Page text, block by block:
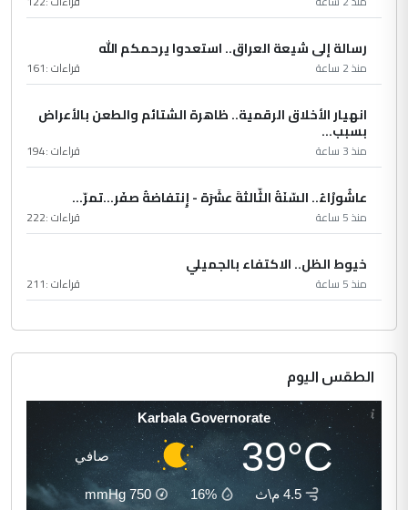
رسالة إلى شيعة العراق.. استعدوا يرحمكم الله
منذ 2 ساعة قراءات :161
انهيار الأخلاق الرقمية.. ظاهرة الشتائم والطعن بالأعراض
بسبب...
منذ 3 ساعة قراءات :194
عاشُورْاءُ.. السّنَةُ الثّالثةَ عشَرَة - إِنتفاضةُ صفَر…تمرّ...
منذ 5 ساعة قراءات :222
خيوط الظل.. الاكتفاء بالجميلي
منذ 5 ساعة قراءات :211
الطقس اليوم
Karbala Governorate
39°C صافي
4.5 م\ث 16%
750
mmHg